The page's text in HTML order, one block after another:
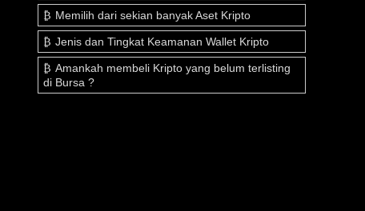
Memilih dari sekian banyak Aset Kripto
Jenis dan Tingkat Keamanan Wallet Kripto
Amankah membeli Kripto yang belum terlisting
di Bursa ?